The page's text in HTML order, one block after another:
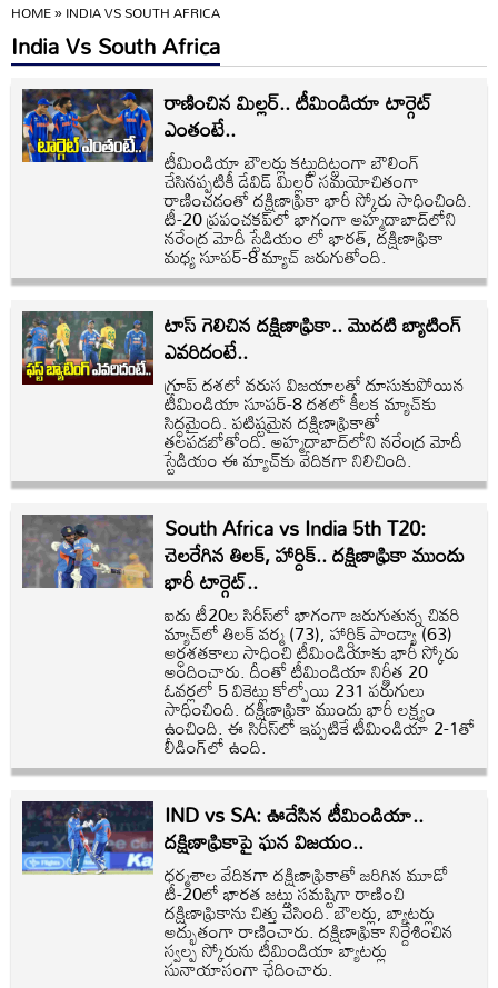
HOME»INDIA VS SOUTH AFRICA
India Vs South Africa
రాణించిన మిల్లర్.. టీమిండియా టార్గెట్
ఎంతంటే..
టీమిండియా బౌలర్లు కట్టుదిట్టంగా బౌలింగ్
చేసినప్పటికీ డేవిడ్ మిల్లర్ సమయోచితంగా
రాణించడంతో దక్షిణాఫ్రికా భారీ స్కోరు సాధించింది.
టీ-20 ప్రపంచకప్‌లో భాగంగా అహ్మదాబాద్‌లోని
నరేంద్ర మోదీ స్టేడియం లో భారత్, దక్షిణాఫ్రికా
మధ్య సూపర్-8 మ్యాచ్ జరుగుతోంది.
టాస్ గెలిచిన దక్షిణాఫ్రికా.. మొదటి బ్యాటింగ్
ఎవరిదంటే..
గ్రూప్ దశలో వరుస విజయాలతో దూసుకుపోయిన
టీమిండియా సూపర్-8 దశలో కీలక మ్యాచ్‌కు
సిద్ధమైంది. పటిష్టమైన దక్షిణాఫ్రికాతో
తలపడబోతోంది. అహ్మదాబాద్‌లోని నరేంద్ర మోదీ
స్టేడియం ఈ మ్యాచ్‌కు వేదికగా నిలిచింది.
South Africa vs India 5th T20:
చెలరేగిన తిలక్, హార్దిక్.. దక్షిణాఫ్రికా ముందు
భారీ టార్గెట్..
ఐదు టీ20ల సిరీస్‌లో భాగంగా జరుగుతున్న చివరి
మ్యాచ్‌లో తిలక్ వర్మ (73), హార్దిక్ పాండ్యా (63)
అర్ధశతకాలు సాధించి టీమిండియాకు భారీ స్కోరు
అందించారు. దీంతో టీమిండియా నిర్ణీత 20
ఓవర్లలో 5 వికెట్లు కోల్పోయి 231 పరుగులు
సాధించింది. దక్షిణాఫ్రికా ముందు భారీ లక్ష్యం
ఉంచింది. ఈ సిరీస్‌లో ఇప్పటికే టీమిండియా 2-1తో
లీడింగ్‌లో ఉంది.
IND vs SA: ఊదేసిన టీమిండియా..
దక్షిణాఫ్రికాపై ఘన విజయం..
ధర్మశాల వేదికగా దక్షిణాఫ్రికాతో జరిగిన మూడో
టీ-20లో భారత జట్టు సమష్టిగా రాణించి
దక్షిణాఫ్రికాను చిత్తు చేసింది. బౌలర్లు, బ్యాటర్లు
అద్భుతంగా రాణించారు. దక్షిణాఫ్రికా నిర్దేశించిన
స్వల్ప స్కోరును టీమిండియా బ్యాటర్లు
సునాయాసంగా ఛేదించారు.